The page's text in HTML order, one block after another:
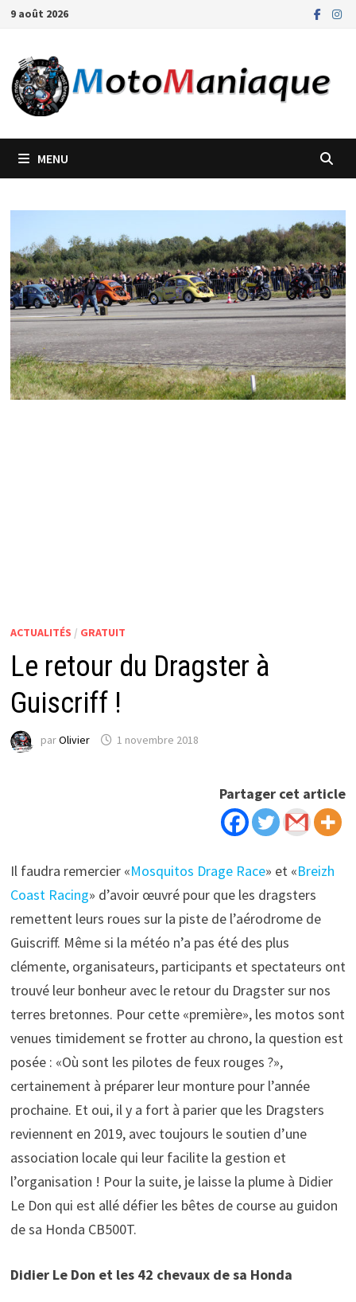
Passer
contenu
9 août 2026
MENU
ACTUALITÉS / GRATUIT
Le retour du Dragster à
Guiscriff !
parOlivier 1 novembre 2018
Partager cet article
Il faudra remercier «Mosquitos Drage Race» et «Breizh
Coast Racing» d’avoir œuvré pour que les dragsters
remettent leurs roues sur la piste de l’aérodrome de
Guiscriff. Même si la météo n’a pas été des plus
clémente, organisateurs, participants et spectateurs ont
trouvé leur bonheur avec le retour du Dragster sur nos
terres bretonnes. Pour cette «première», les motos sont
venues timidement se frotter au chrono, la question est
posée : «Où sont les pilotes de feux rouges ?»,
certainement à préparer leur monture pour l’année
prochaine. Et oui, il y a fort à parier que les Dragsters
reviennent en 2019, avec toujours le soutien d’une
association locale qui leur facilite la gestion et
l’organisation ! Pour la suite, je laisse la plume à Didier
Le Don qui est allé défier les bêtes de course au guidon
de sa Honda CB500T.
Didier Le Don et les 42 chevaux de sa Honda